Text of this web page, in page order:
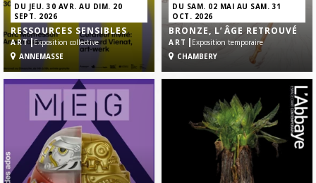
DU JEU. 30 AVR. AU DIM. 20
SEPT. 2026
RESSOURCES SENSIBLES
ART|Exposition collective
ANNEMASSE
DU SAM. 02 MAI AU SAM. 31
OCT. 2026
BRONZE, L’ ÂGE RETROUVÉ
ART | Exposition temporaire
CHAMBERY